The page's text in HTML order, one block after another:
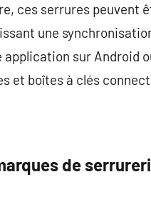
ces serrures peuvent
une
application sur Android
et boîtes à clés
de